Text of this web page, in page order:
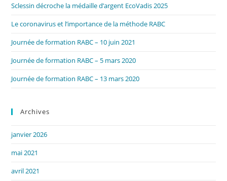
Sclessin décroche la médaille d’argent EcoVadis 2025
Le coronavirus et l’importance de la méthode RABC
Journée de formation RABC – 10 juin 2021
Journée de formation RABC – 5 mars 2020
Journée de formation RABC – 13 mars 2020
Archives
janvier 2026
mai 2021
avril 2021